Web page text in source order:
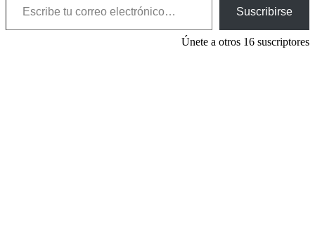
Suscribirse
Únete a otros 16 suscriptores